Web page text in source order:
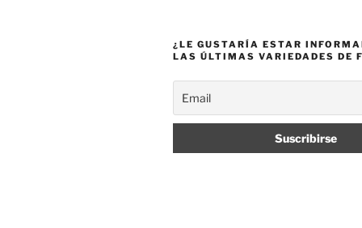
¿LE GUSTARÍA ESTAR
LAS ÚLTIMAS VARIEDADES DE